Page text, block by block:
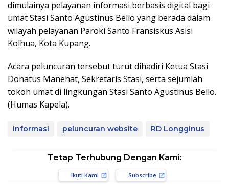
dimulainya pelayanan informasi berbasis digital bagi
umat Stasi Santo Agustinus Bello yang berada dalam
wilayah pelayanan Paroki Santo Fransiskus Asisi
Kolhua, Kota Kupang.
Acara peluncuran tersebut turut dihadiri Ketua Stasi
Donatus Manehat, Sekretaris Stasi, serta sejumlah
tokoh umat di lingkungan Stasi Santo Agustinus Bello.
(Humas Kapela).
informasi peluncuran website RD Longginus
Tetap Terhubung Dengan Kami:
Ikuti Kami Subscribe